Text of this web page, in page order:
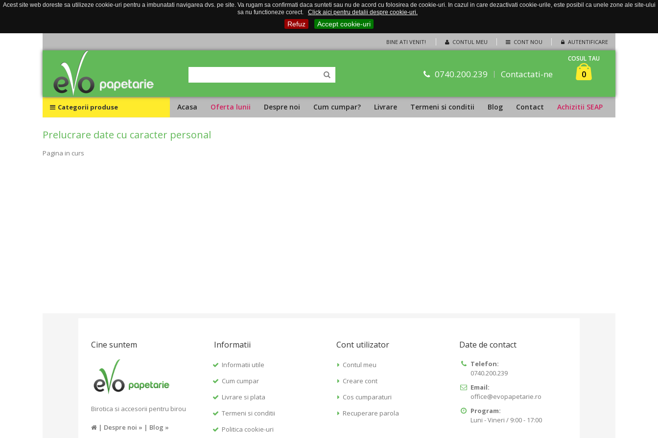
Acest site web doreste sa utilizeze cookie-uri pentru a imbunatati navigarea dvs. pe site. Va rugam sa confirmati daca sunteti sau nu de acord cu folosirea de cookie-uri. In cazul in care dezactivati cookie-urile, este posibil ca unele zone ale site-ului
sa nu functioneze corect.
Click aici pentru detalii despre cookie-uri.
Refuz Accept cookie-uri
CONTUL MEU CONT NOU AUTENTIFICARE
BINE ATI VENIT!
0740.200.239 Contactati-ne
COSUL TAU
0
Categorii produse Acasa Oferta lunii Despre noi Cum cumpar? Livrare Termeni si conditii Blog Contact Achizitii SEAP
Prelucrare date cu caracter personal
Pagina in curs
Cine suntem
Birotica si accesorii pentru birou
| Despre noi » | Blog »
Informatii
Informatii utile
Cum cumpar
Livrare si plata
Termeni si conditii
Politica cookie-uri
Cont utilizator
Contul meu
Creare cont
Cos cumparaturi
Recuperare parola
Date de contact
Telefon:
0740.200.239
Email:
office@evopapetarie.ro
Program:
Luni - Vineri / 9:00 - 17:00